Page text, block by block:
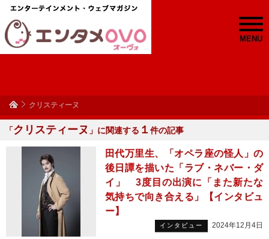
MENU
クリスティーヌ
「クリスティーヌ 」に関連する １ 件の記事
田代万里生、「オペラ座の怪人」の
後日譚を描いた「ラブ・ネバー・ダ
イ」 3度目の出演に「また新たな
気持ちで向き合える」【インタビュ
ー】
インタビュー 2024年12月4日